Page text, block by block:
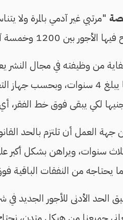
"مرتبي غير آدمي بالمرة ولا
بين 1200 وخمسة آلاف جنيه.
من وظيفته في مجال النشر
أم وطفلين أكبرهما يبلغ 4
العمل أن تلتزم بالحد
سنوات، ويراهن بشكل أكبر
يحتاجه من النفقات الباقية
الأدنى للأجور الجديد في